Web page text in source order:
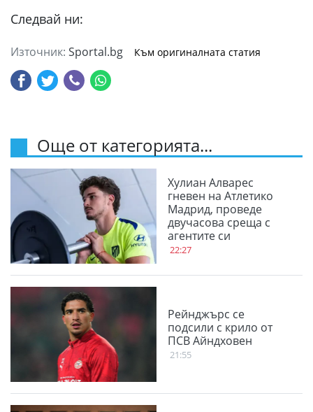
Следвай ни:
Източник: Sportal.bg Към оригиналната статия
Още от категорията...
Хулиан Алварес
гневен на Атлетико
Мадрид, проведе
двучасова среща с
агентите си
22:27
Рейнджърс се
подсили с крило от
ПСВ Айндховен
21:55